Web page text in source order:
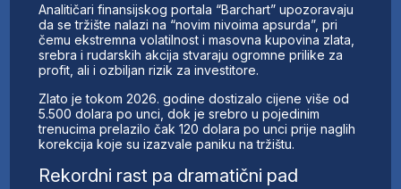
Analitičari finansijskog portala “Barchart” upozoravaju
da se tržište nalazi na “novim nivoima apsurda”, pri
čemu ekstremna volatilnost i masovna kupovina zlata,
srebra i rudarskih akcija stvaraju ogromne prilike za
profit, ali i ozbiljan rizik za investitore.
Zlato je tokom 2026. godine dostizalo cijene više od
5.500 dolara po unci, dok je srebro u pojedinim
trenucima prelazilo čak 120 dolara po unci prije naglih
korekcija koje su izazvale paniku na tržištu.
Rekordni rast pa dramatični pad